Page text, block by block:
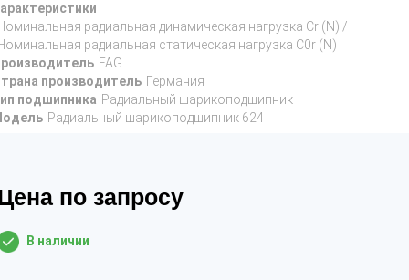
радиальная динамическая нагрузка Cr (N) /
радиальная статическая нагрузка C0r (N)
FAG
производитель Германия
подшипника Радиальный шарикоподшипник
Радиальный шарикоподшипник 624
по запросу
В наличии